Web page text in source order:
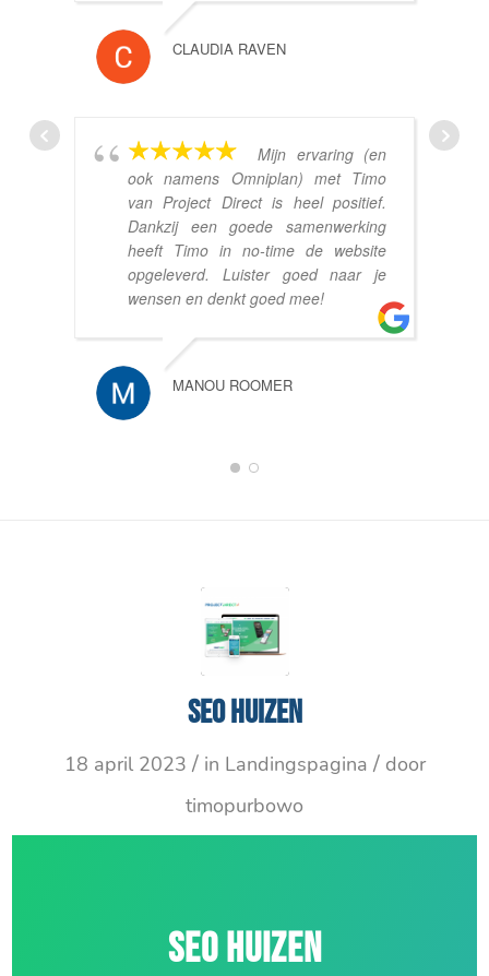
CLAUDIA RAVEN
Mijn ervaring (en
ook namens Omniplan) met Timo
van Project Direct is heel positief.
Dankzij een goede samenwerking
heeft Timo in no-time de website
opgeleverd. Luister goed naar je
wensen en denkt goed mee!
MANOU ROOMER
SEO Huizen
18 april 2023 / in Landingspagina / door
timopurbowo
SEO HUIZEN